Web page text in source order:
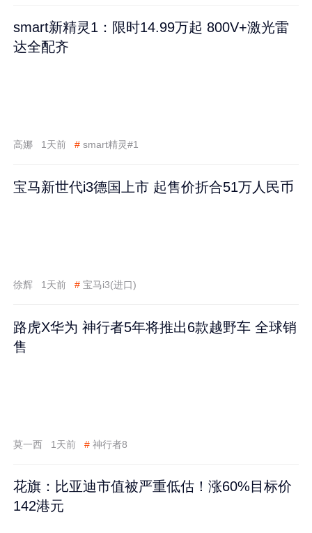
smart新精灵1：限时14.99万起 800V+激光雷
达全配齐
高娜 1天前 # smart精灵#1
宝马新世代i3德国上市 起售价折合51万人民币
徐辉 1天前 # 宝马i3(进口)
路虎X华为 神行者5年将推出6款越野车 全球销
售
莫一西 1天前 # 神行者8
花旗：比亚迪市值被严重低估！涨60%目标价
142港元